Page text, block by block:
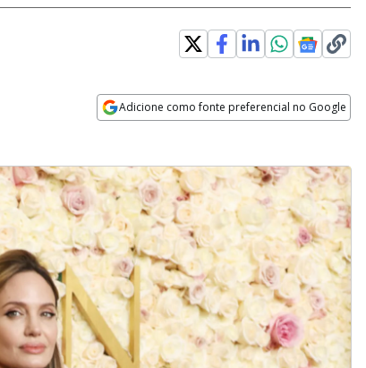
Adicione como fonte preferencial no Google